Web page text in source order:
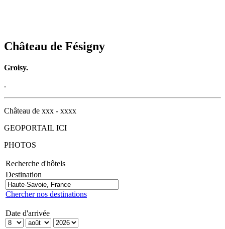
Château de Fésigny
Groisy.
.
Château de xxx - xxxx
GEOPORTAIL ICI
PHOTOS
Recherche d'hôtels
Destination
Chercher nos destinations
Date d'arrivée